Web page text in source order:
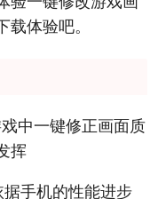
体验吧。
中一键修正画面质
挥
手机的性能进步